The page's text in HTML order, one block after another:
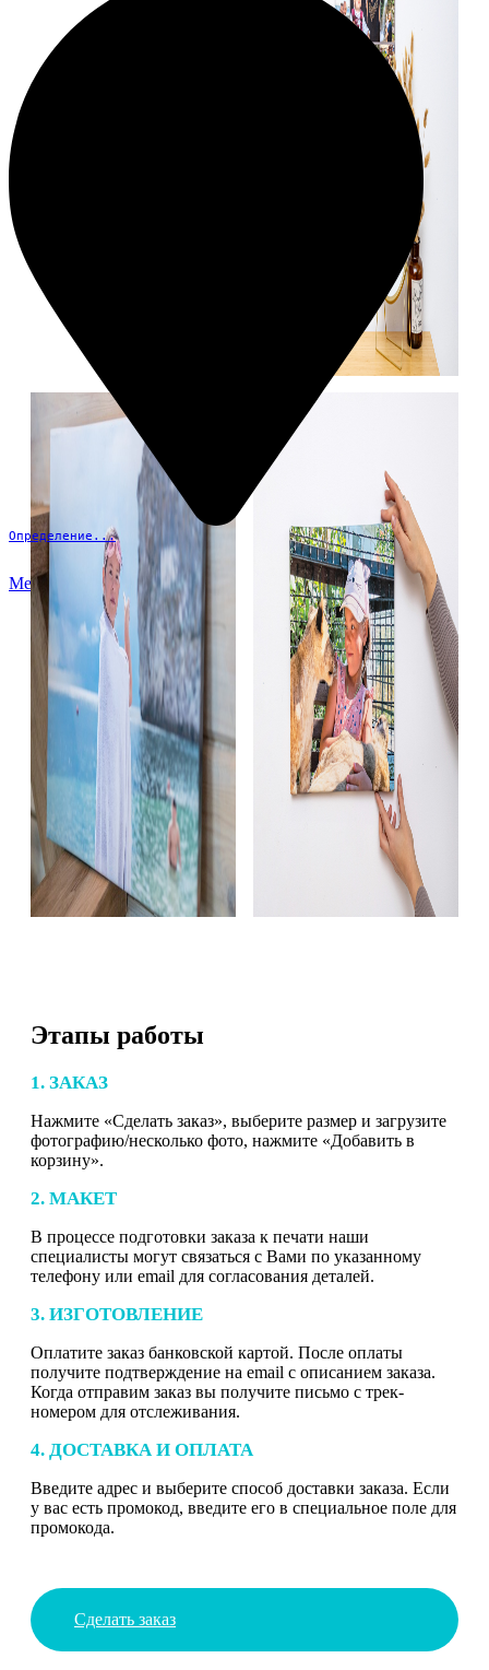
Определение...
Меню
Этапы работы
1. ЗАКАЗ
Нажмите «Сделать заказ», выберите размер и загрузите
фотографию/несколько фото, нажмите «Добавить в
корзину».
2. МАКЕТ
В процессе подготовки заказа к печати наши
специалисты могут связаться с Вами по указанному
телефону или email для согласования деталей.
3. ИЗГОТОВЛЕНИЕ
Оплатите заказ банковской картой. После оплаты
получите подтверждение на email с описанием заказа.
Когда отправим заказ вы получите письмо с трек-
номером для отслеживания.
4. ДОСТАВКА И ОПЛАТА
Введите адрес и выберите способ доставки заказа. Если
у вас есть промокод, введите его в специальное поле для
промокода.
Сделать заказ